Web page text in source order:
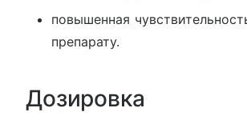
повышенная
препарату.
Дозировка